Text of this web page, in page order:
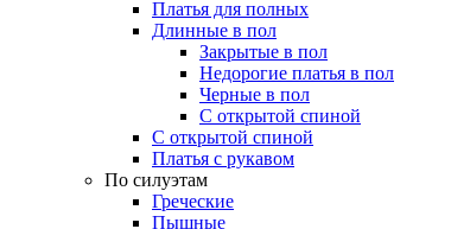
Платья для полных
Длинные в пол
Закрытые в пол
Недорогие платья в пол
Черные в пол
С открытой спиной
С открытой спиной
Платья с рукавом
По силуэтам
Греческие
Пышные